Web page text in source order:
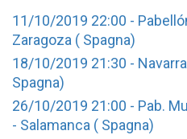
11/10/2019 22:00 -
Zaragoza ( Spagna)
18/10/2019 21:30 -
Spagna)
26/10/2019 21:00 - Pab.
- Salamanca ( Spagna)